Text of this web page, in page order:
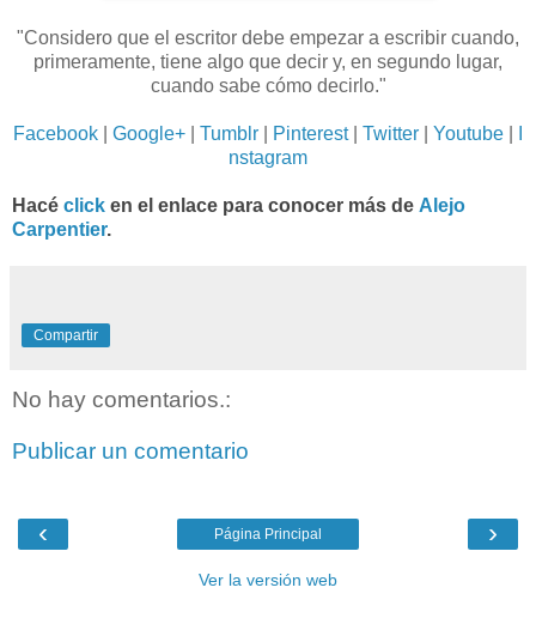
"Considero que el escritor debe empezar a escribir cuando,
primeramente, tiene algo que decir y, en segundo lugar,
cuando sabe cómo decirlo."
Facebook Google+ Tumblr Pinterest| Twitter Youtube
nstagram
Hacé click en el enlace para conocer más de Alejo
Carpentier.
Compartir
No hay comentarios.:
Publicar un comentario
‹ ›
Página Principal
Ver la versión web